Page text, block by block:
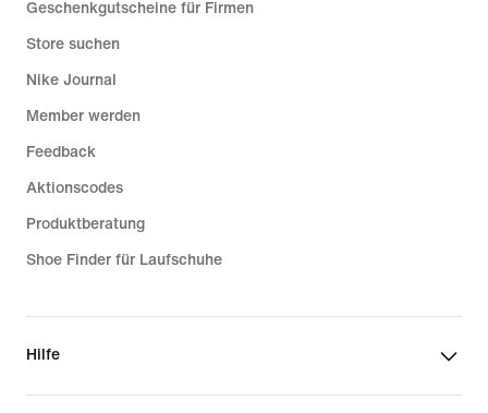
Geschenkgutscheine für Firmen
Store suchen
Nike Journal
Member werden
Feedback
Aktionscodes
Produktberatung
Shoe Finder für Laufschuhe
Hilfe